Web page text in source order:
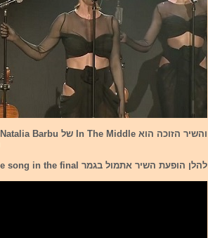
והשיר הזוכה הוא In The Middle של Natalia Barbu
להלן הופעת השיר אתמול בגמר Hence is the yesterday performance of the song in the final